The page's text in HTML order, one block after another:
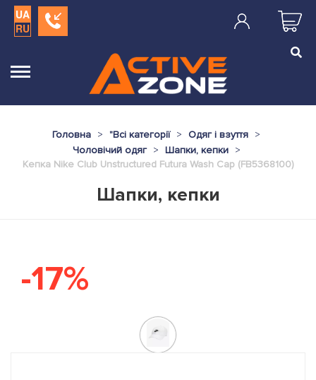
UA
RU
Головна "Всі категорії
Одяг і взуття
Чоловічий одяг
Шапки, кепки
Кепка Nike Club Unstructured Futura Wash Cap (FB5368100)
Шапки, кепки
-17%